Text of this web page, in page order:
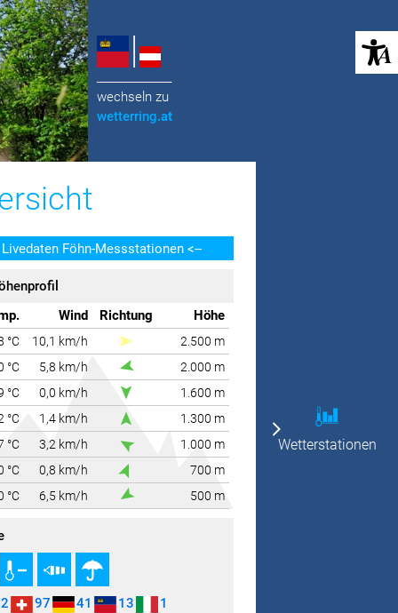
Wetterstationen
(öffnet in neuem Tab)
wechseln zu
wetterring.at
Livedaten Föhn-Messstationen <--
Wind Richtung Höhe
°C 10,1 km/h
2.500 m
°C
5,8 km/h
2.000 m
°C
0,0 km/h
1.600 m
°C
1,4 km/h
1.300 m
°C
3,2 km/h
1.000 m
°C
0,8 km/h
700 m
°C
6,5 km/h 500 m
97 41 13 1